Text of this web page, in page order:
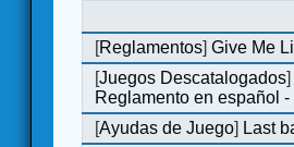
[Reglamentos]Give Me
[Juegos Descatalogados
Reglamento en español -
[Ayudas de Juego] Last